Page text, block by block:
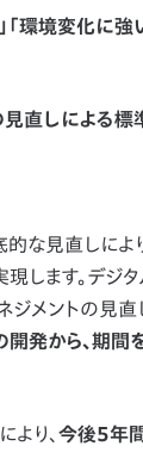
「環境変化に
直しによる標
な見直しにより
現します。デジ
メントの見直
発から、期間
り、 今後5年